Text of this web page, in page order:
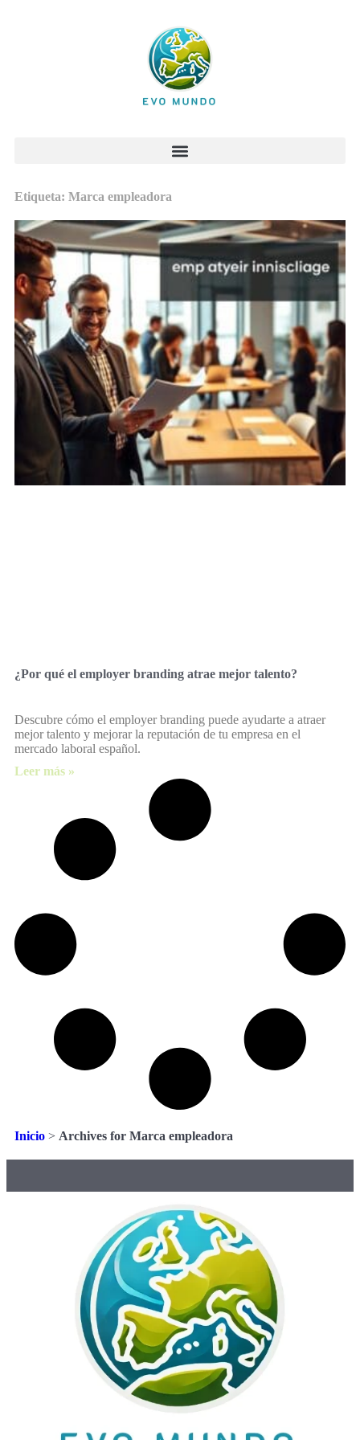
Etiqueta: Marca empleadora
¿Por qué el employer branding atrae mejor talento?
Descubre cómo el employer branding puede ayudarte a atraer
mejor talento y mejorar la reputación de tu empresa en el
mercado laboral español.
Leer más »
Inicio > Archives for Marca empleadora